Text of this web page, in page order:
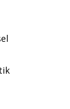
Medikal